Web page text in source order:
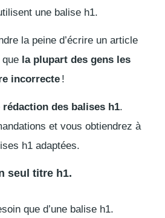
une balise h1.
la peine d’écrire un article
la plupart des gens les
incorrecte !
des balises h1.
et vous obtiendrez à
h1 adaptées.
seul titre h1.
que d’une balise h1.